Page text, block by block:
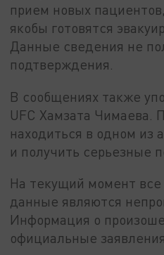
прием новых
якобы готовятся
Данные сведения не
подтверждения.
В сообщениях также
UFC Хамзата Чимаева.
находиться в одном из
и получить серьезные
На текущий момент
данные являются
Информация о
официальные